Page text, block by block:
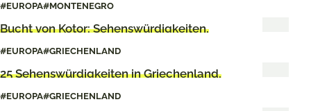
#EUROPA#MONTENEGRO
Bucht von Kotor: Sehenswürdigkeiten,
#EUROPA#GRIECHENLAND
25 Sehenswürdigkeiten in Griechenland,
#EUROPA#GRIECHENLAND